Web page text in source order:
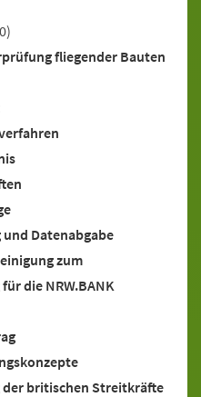
fliegender Bauten
Datenabgabe
zum
die NRW.BANK
der britischen Streitkräfte